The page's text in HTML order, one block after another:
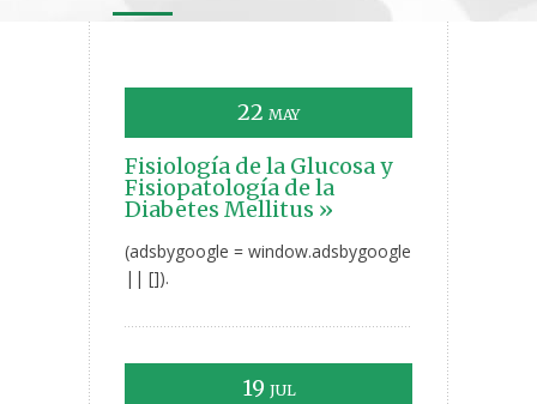
22 MAY
Fisiología de la Glucosa y
Fisiopatología de la
Diabetes Mellitus »
(adsbygoogle = window.adsbygoogle
|| []).
19 JUL